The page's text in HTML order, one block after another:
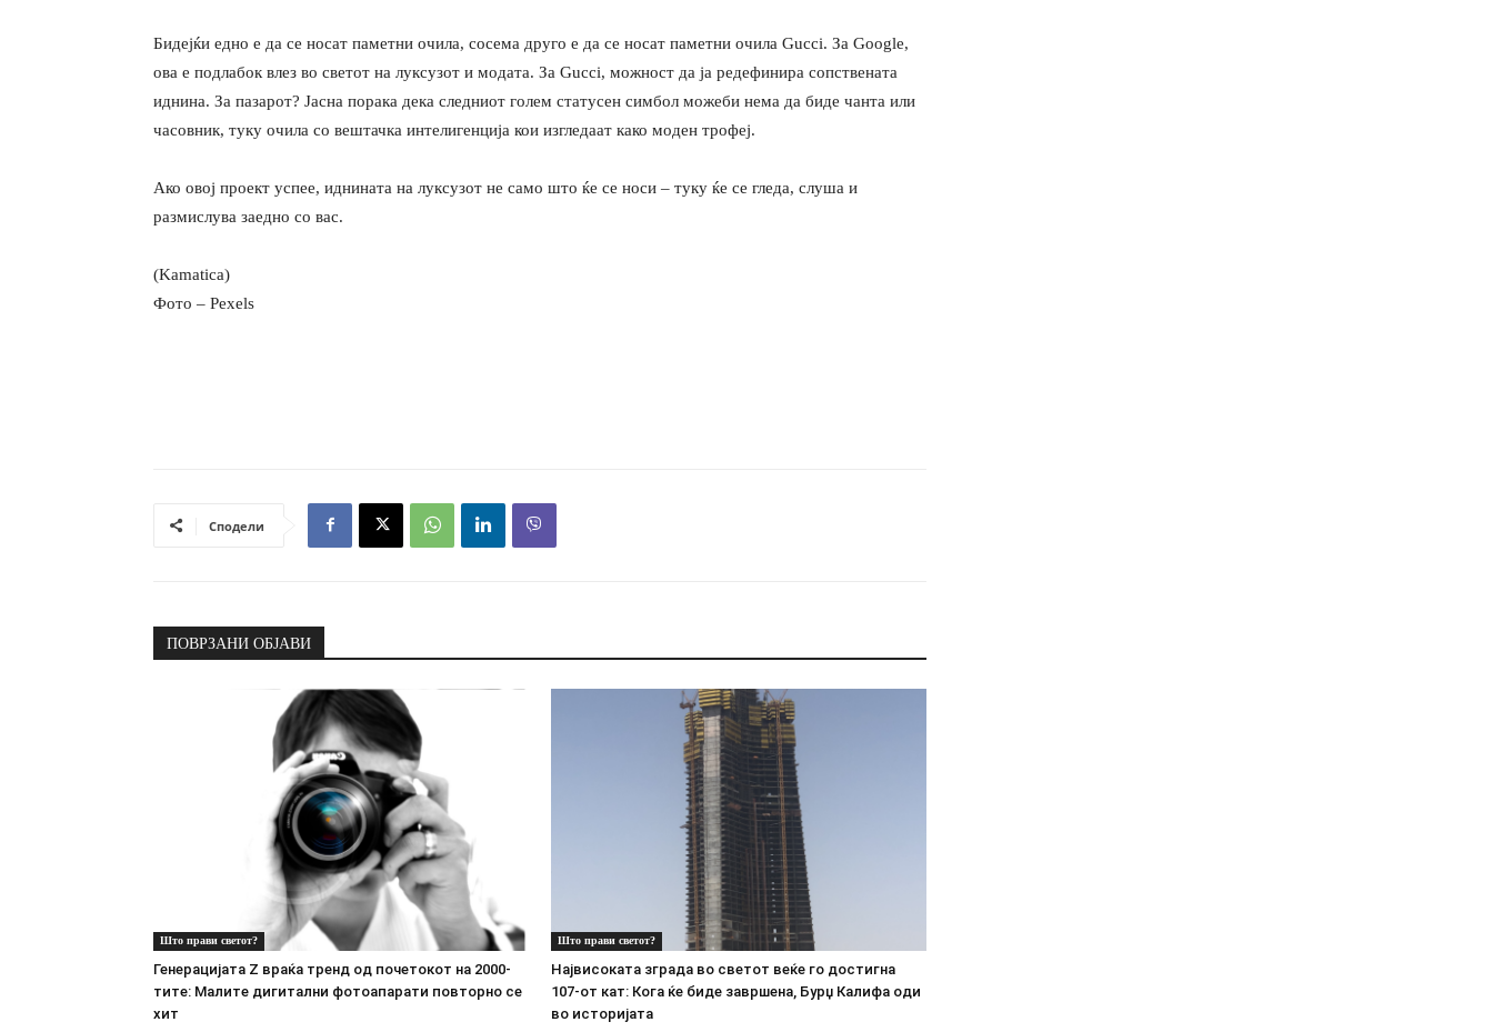
Бидејќи едно е да се носат паметни очила, сосема друго е да се носат паметни очила Gucci. За Google,
ова е подлабок влез во светот на луксузот и модата. За Gucci, можност да ја редефинира сопствената
иднина. За пазарот? Јасна порака дека следниот голем статусен симбол можеби нема да биде чанта или
часовник, туку очила со вештачка интелигенција кои изгледаат како моден трофеј.
Ако овој проект успее, иднината на луксузот не само што ќе се носи – туку ќе се гледа, слуша и
размислува заедно со вас.
(Kamatica)
Фото – Pexels
Сподели
ПОВРЗАНИ ОБЈАВИ
Што прави светот?
Генерацијата Z враќа тренд од почетокот на 2000-
тите: Малите дигитални фотоапарати повторно се
хит
Што прави светот?
Највисоката зграда во светот веќе го достигна
107-от кат: Кога ќе биде завршена, Бурџ Калифа оди
во историјата